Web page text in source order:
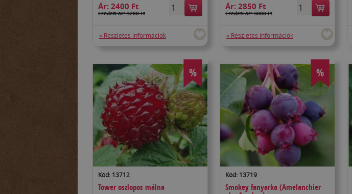
Ár: 2400 Ft
Eredeti ár: 3200 Ft
» Részletes információk
Ár: 2850 Ft
Eredeti ár: 3800 Ft
» Részletes információk
%
Kód: 13712
Tower oszlopos málna
%
Kód: 13719
Smokey fanyarka (Amelanchier